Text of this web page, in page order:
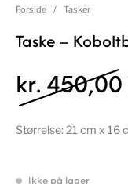
Forside / Tasker
Taske –
kr. 450,00
Størrelse: 21 cm x 16
Ikke på lager